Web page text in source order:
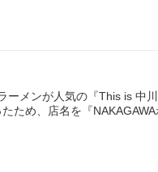
ーメンが人気の『This is 中
ため、店名を『